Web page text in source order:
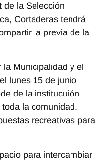
de la Selección
Cortaderas tendrá
la previa de la
la Municipalidad y el
lunes 15 de junio
de la institucuión
la comunidad.
recreativas para
para intercambiar